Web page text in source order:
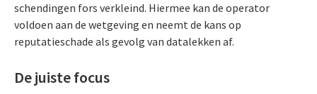
schendingen fors verkleind. Hiermee kan de operator
voldoen aan de wetgeving en neemt de kans op
reputatieschade als gevolg van datalekken af.
De juiste focus